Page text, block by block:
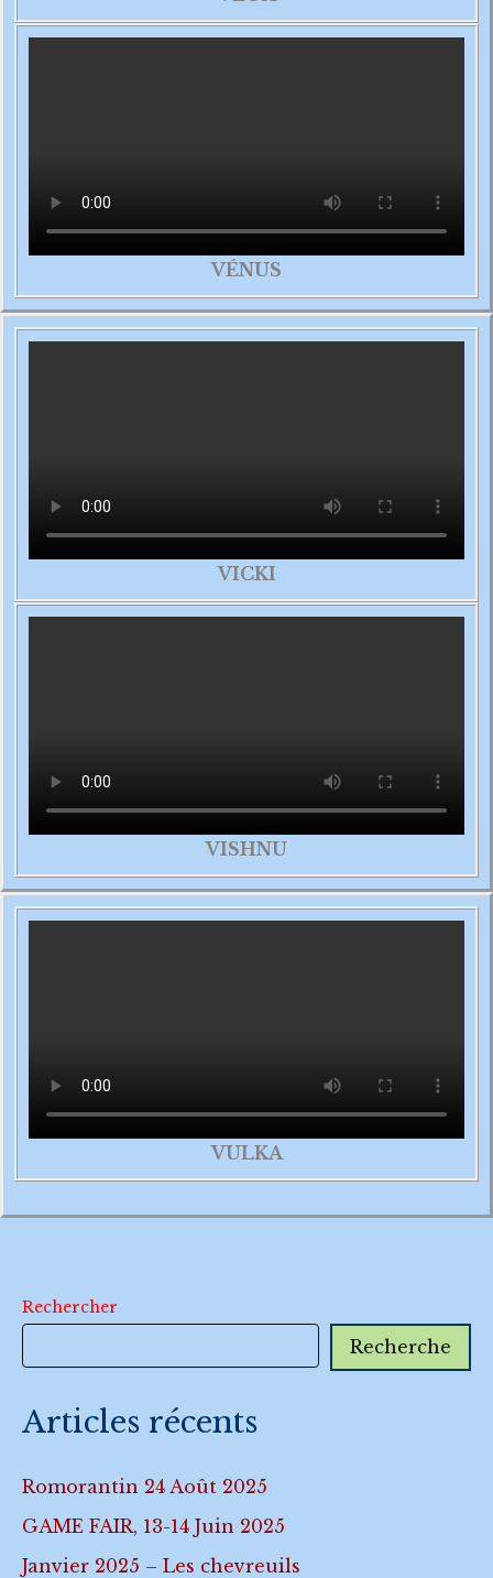
VÉNUS
VICKI
VISHNU
VULKA
Rechercher
Recherche
Articles récents
Romorantin 24 Août 2025
GAME FAIR, 13-14 Juin 2025
Janvier 2025 – Les chevreuils